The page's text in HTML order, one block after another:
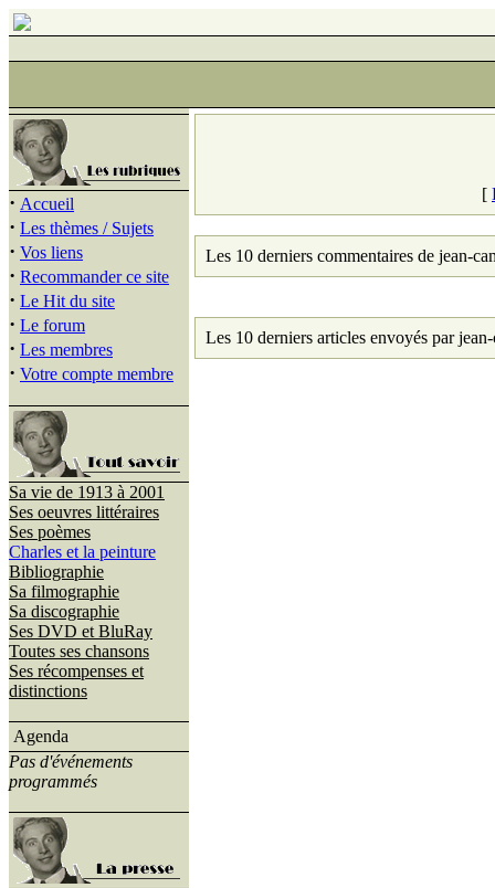
· Accueil
· Les thèmes / Sujets
· Vos liens
· Recommander ce site
· Le Hit du site
· Le forum
· Les membres
· Votre compte membre
Sa vie de 1913 à 2001
Ses oeuvres littéraires
Ses poèmes
Charles et la peinture
Bibliographie
Sa filmographie
Sa discographie
Ses DVD et BluRay
Toutes ses chansons
Ses récompenses et
distinctions
Agenda
Pas d'événements
programmés
[
Les 10 derniers commentaires de jean-
Les 10 derniers articles envoyés par